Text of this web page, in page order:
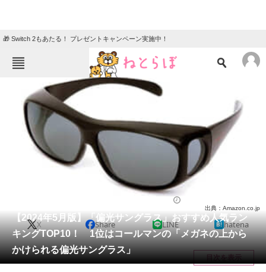
🎁 Switch 2もあたる！ プレゼントキャンペーン実施中！
ねとらぼメニュー
ニュース
エンタメ クイズ
リサーチ
会員記事
メディア
注目記事を集めた総合ページ
【2024年5月版】「偏光サングラス」おすすめ人気ラン
キングTOP10！ 1位はコールマンの「メガネの上から
かけられる偏光サングラス」
出典：Amazon.co.jp
X Share LINE hatena
目次を表示